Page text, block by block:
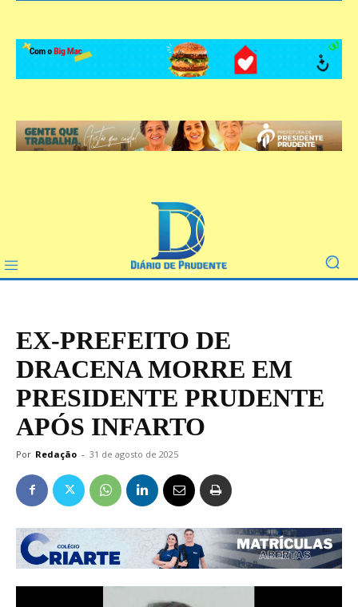
EX-PREFEITO DE
DRACENA MORRE EM
PRESIDENTE PRUDENTE
APÓS INFARTO
Por Redação - 31 de agosto de 2025